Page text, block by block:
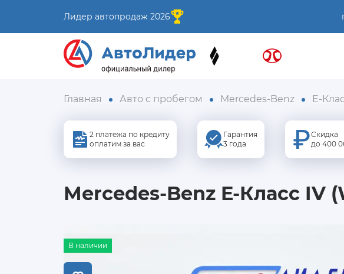
Лидер автопродаж 2026
Главная Авто с пробегом Mercedes-Benz E-
2 платежа по кредиту
оплатим за вас
Гарантия
3 года
Скидка
до 400
Mercedes-Benz E-Класс IV
В наличии